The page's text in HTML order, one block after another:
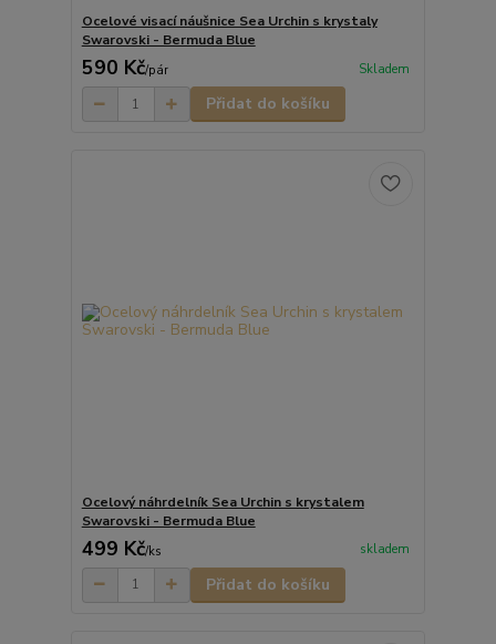
Ocelové visací náušnice Sea Urchin s krystaly
Swarovski - Bermuda Blue
590 Kč/pár Skladem
Přidat do košíku
Ocelový náhrdelník Sea Urchin s krystalem
Swarovski - Bermuda Blue
499 Kč/ks skladem
Přidat do košíku